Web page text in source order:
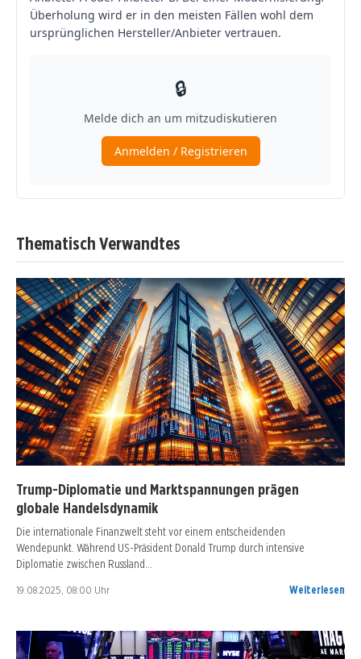
Thematisch Verwandtes
Trump-Diplomatie und Marktspannungen prägen
globale Handelsdynamik
Die internationale Finanzwelt steht vor einem entscheidenden
Wendepunkt. Während US-Präsident Donald Trump durch intensive
Diplomatie zwischen Russland…
19.08.2025, 08:00 Uhr Weiterlesen